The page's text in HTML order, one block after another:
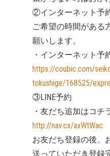
②インターネット予
ご希望の時間がある
願いします。
・インターネット予
https://coubic.com/
tokushige/168525/
③LINE予約
・友だち追加はコチ
http://nav.cx/axWtWac
お友だち登録の後、
送っていただき登録